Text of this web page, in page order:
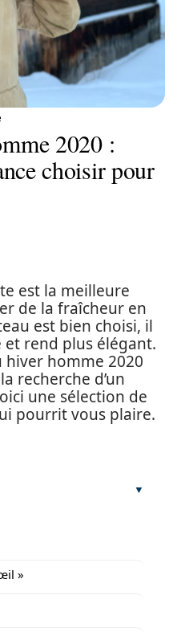
2020 :
choisir pour
est la meilleure
de la fraîcheur en
est bien choisi, il
rend plus élégant.
hiver homme 2020
recherche d’un
une sélection de
pourrit vous plaire.
»